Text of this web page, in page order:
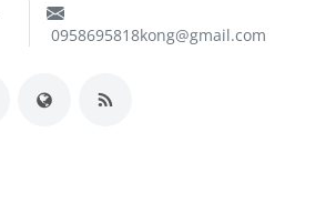
0958695818kong@gmail.com